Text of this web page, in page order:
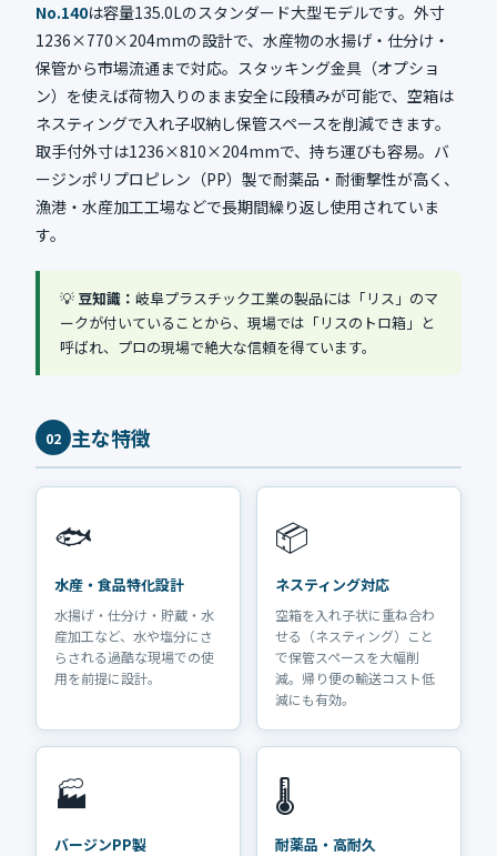
No.140は容量135.0Lのスタンダード大型モデルです。外寸
1236×770×204mmの設計で、水産物の水揚げ・仕分け・
保管から市場流通まで対応。スタッキング金具（オプショ
ン）を使えば荷物入りのまま安全に段積みが可能で、空箱は
ネスティングで入れ子収納し保管スペースを削減できます。
取手付外寸は1236×810×204mmで、持ち運びも容易。バ
ージンポリプロピレン（PP）製で耐薬品・耐衝撃性が高く、
漁港・水産加工工場などで長期間繰り返し使用されていま
す。
💡 豆知識： 岐阜プラスチック工業の製品には「リス」のマ
ークが付いていることから、現場では「リスのトロ箱」と
呼ばれ、プロの現場で絶大な信頼を得ています。
02 主な特徴
🐟
水産・食品特化設計
水揚げ・仕分け・貯蔵・水
産加工など、水や塩分にさ
らされる過酷な現場での使
用を前提に設計。
📦
ネスティング対応
空箱を入れ子状に重ね合わ
せる（ネスティング）こと
で保管スペースを大幅削
減。帰り便の輸送コスト低
減にも有効。
🏭
バージンPP製
🌡️
耐薬品・高耐久